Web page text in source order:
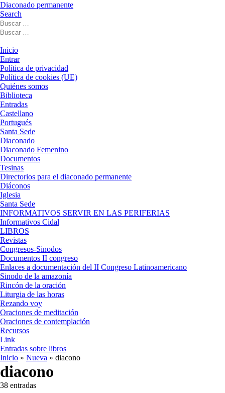
Diaconado permanente
Search
Buscar
Buscar
Menú
Inicio
Entrar
Política de privacidad
Política de cookies (UE)
Quiénes somos
Biblioteca
Entradas
Castellano
Portugués
Santa Sede
Diaconado
Diaconado Femenino
Documentos
Tesinas
Directorios para el diaconado permanente
Diáconos
Iglesia
Santa Sede
INFORMATIVOS SERVIR EN LAS PERIFERIAS
Informativos Cidal
LIBROS
Revistas
Congresos-Sinodos
Documentos II congreso
Enlaces a documentación del II Congreso Latinoamericano
Sinodo de la amazonía
Rincón de la oración
Liturgia de las horas
Rezando voy
Oraciones de meditación
Oraciones de contemplación
Recursos
Link
Entradas sobre libros
Inicio » Nueva » diacono
diacono
38 entradas